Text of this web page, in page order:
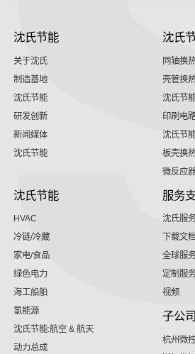
沈氏节能
关于沈氏
制造基地
沈氏节能
研发创新
新闻媒体
沈氏节能
沈氏
同轴换
壳管换
沈氏节
印刷电
沈氏节
板壳换
微反应
沈氏节能
HVAC
冷链/冷藏
家电/食品
绿色电力
海工船舶
氢能源
沈氏节能:航空 & 航天
动力总成
服务
沈氏服
下载文
全球服
定制服
视频
子公司
杭州微